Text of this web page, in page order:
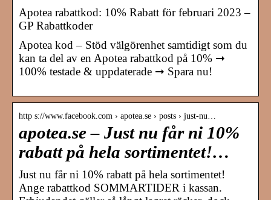
Apotea rabattkod: 10% Rabatt för februari 2023 –
GP Rabattkoder
Apotea kod – Stöd välgörenhet samtidigt som du
kan ta del av en Apotea rabattkod på 10% ➞
100% testade & uppdaterade ➞ Spara nu!
http s://www.facebook.com › apotea.se › posts › just-nu…
apotea.se – Just nu får ni 10%
rabatt på hela sortimentet!…
Just nu får ni 10% rabatt på hela sortimentet!
Ange rabattkod SOMMARTIDER i kassan.